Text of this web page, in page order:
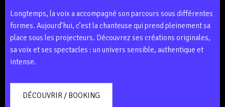
Longtemps, la voix a accompagné son parcours sous différentes
formes. Aujourd’hui, c’est la chanteuse qui prend pleinement sa
place sous les projecteurs. Découvrez ses créations originales,
sa voix et ses spectacles : un univers sensible, authentique et
intense.
DÉCOUVRIR / BOOKING